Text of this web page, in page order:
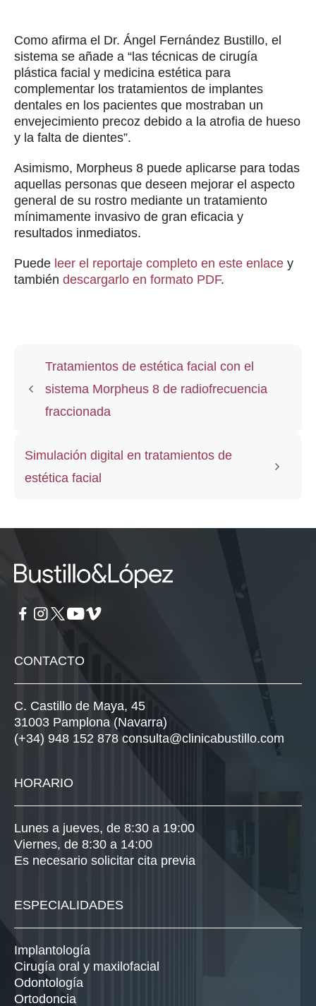
Como afirma el Dr. Ángel Fernández Bustillo, el
sistema se añade a “las técnicas de cirugía
plástica facial y medicina estética para
complementar los tratamientos de implantes
dentales en los pacientes que mostraban un
envejecimiento precoz debido a la atrofia de hueso
y la falta de dientes”.
Asimismo, Morpheus 8 puede aplicarse para todas
aquellas personas que deseen mejorar el aspecto
general de su rostro mediante un tratamiento
mínimamente invasivo de gran eficacia y
resultados inmediatos.
Puede leer el reportaje completo en este enlace y
también descargarlo en formato PDF.
Tratamientos de estética facial con el
sistema Morpheus 8 de radiofrecuencia
fraccionada
Simulación digital en tratamientos de
estética facial
CONTACTO
C. Castillo de Maya, 45
31003 Pamplona (Navarra)
(+34) 948 152 878 consulta@clinicabustillo.com
HORARIO
Lunes a jueves, de 8:30 a 19:00
Viernes, de 8:30 a 14:00
Es necesario solicitar cita previa
ESPECIALIDADES
Implantología
Cirugía oral y maxilofacial
Odontología
Ortodoncia